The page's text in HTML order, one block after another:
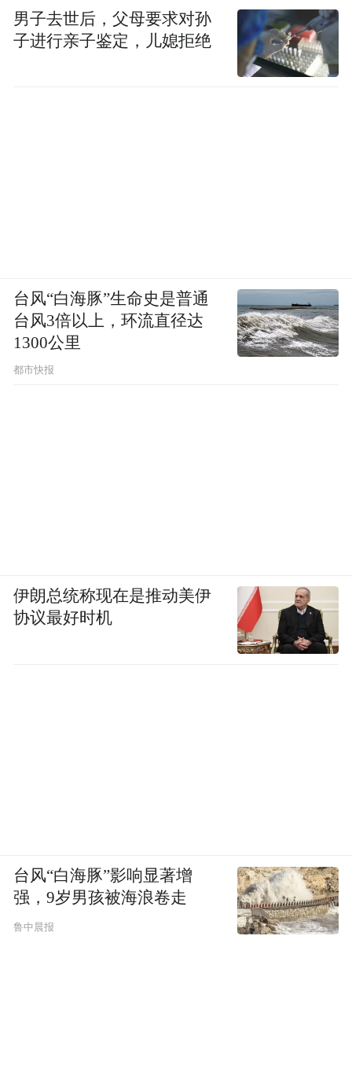
男子去世后，父母要求对孙
子进行亲子鉴定，儿媳拒绝
台风“白海豚”生命史是普通
台风3倍以上，环流直径达
1300公里
都市快报
伊朗总统称现在是推动美伊
协议最好时机
台风“白海豚”影响显著增
强，9岁男孩被海浪卷走
鲁中晨报